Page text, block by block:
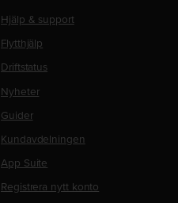
Hjälp & support
Flytthjälp
Driftstatus
Nyheter
Guider
Kundavdelningen
App Suite
Registrera nytt konto